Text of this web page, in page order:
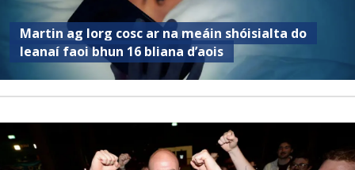
Martin ag lorg cosc ar na meáin shóisialta do
leanaí faoi bhun 16 bliana d’aois